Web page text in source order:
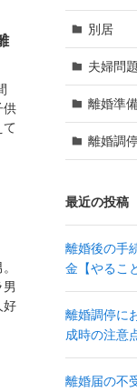
供
て
好
別居
夫婦問
離婚準
離婚調
最近の投稿
離婚後の手
金【やるこ
離婚調停に
成時の注意
離婚届の不